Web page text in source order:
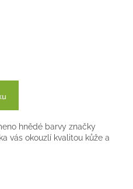
hnědé barvy značky
vás okouzlí kvalitou kůže a